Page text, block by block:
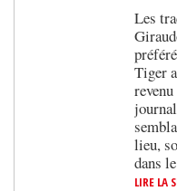
Les
Tiger
lieu,
dans
LIRE LA